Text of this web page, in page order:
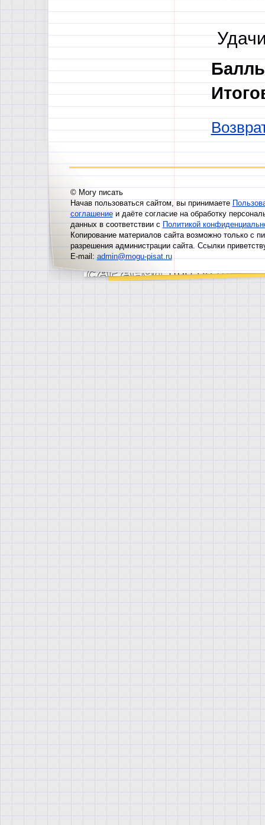
© Могу писать
Начав пользоваться сайтом, вы принимаете
соглашениеи даёте согласие на обработку
данных в соответствии сПолитикой
Копирование материалов сайта возможно только с
разрешения администрации сайта. Ссылки
E-mail:admin@mogu-pisat.ru